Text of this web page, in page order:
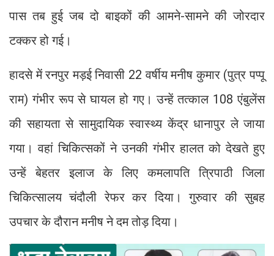
पास तब हुई जब दो बाइकों की आमने-सामने की जोरदार
टक्कर हो गई।
हादसे में रनपुर मड़ई निवासी 22 वर्षीय मनीष कुमार (पुत्र पप्पू
राम) गंभीर रूप से घायल हो गए। उन्हें तत्काल 108 एंबुलेंस
की सहायता से सामुदायिक स्वास्थ्य केंद्र धानापुर ले जाया
गया। वहां चिकित्सकों ने उनकी गंभीर हालत को देखते हुए
उन्हें बेहतर इलाज के लिए कमलापति त्रिपाठी जिला
चिकित्सालय चंदौली रेफर कर दिया। गुरुवार की सुबह
उपचार के दौरान मनीष ने दम तोड़ दिया।